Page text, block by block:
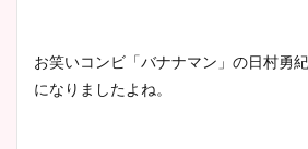
お笑いコンビ「バナナマン」の日村勇
になりましたよね。